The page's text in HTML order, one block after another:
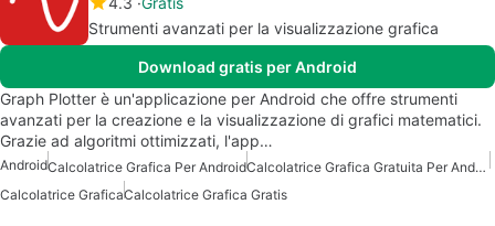
Strumenti avanzati per la visualizzazione grafica
Download gratis per Android
Graph Plotter è un'applicazione per Android che offre strumenti
avanzati per la creazione e la visualizzazione di grafici matematici.
Grazie ad algoritmi ottimizzati, l'app…
AndroidCalcolatrice Grafica Per Android
Calcolatrice Grafica Gratuita Per Android
Calcolatrice GraficaCalcolatrice Grafica Gratis